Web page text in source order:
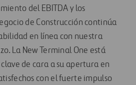
del EBITDA y los
de Construcción continúa
en línea con nuestra
La New Terminal One está
de cara a su apertura en
con el fuerte impulso